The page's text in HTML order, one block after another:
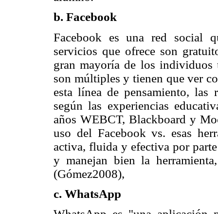
b. Facebook
Facebook es una red social
servicios que ofrece son
gran mayoría de los
son múltiples y tienen que ver
esta línea de pensamiento, las
según las experiencias
años WEBCT, Blackboard y
uso del Facebook vs. esas
activa, fluida y efectiva por
y manejan bien la
(Gómez2008),
c. WhatsApp